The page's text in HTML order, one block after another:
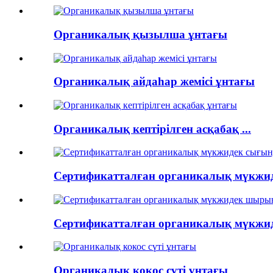
Органикалық қызылша ұнтағы
Органикалық айдаһар жемісі ұнтағы
Органикалық кептірілген асқабақ ...
Сертификатталған органикалық
Сертификатталған органикалық
Органикалық кокос сүті ұнтағы